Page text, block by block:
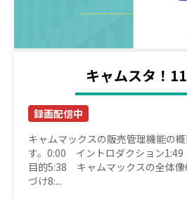
キャムスタ！
録画配信中
キャムマックスの販売管理機能の
す。0:00 イントロダクション
目的5:38 キャムマックスの全体
づけ8:...